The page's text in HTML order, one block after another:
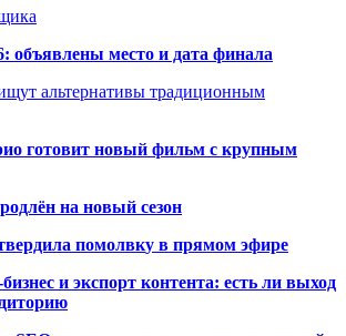
объявлены место и дата финала
альтернативы традиционным
готовит новый фильм с крупным
на новый сезон
помолвку в прямом эфире
и экспорт контента: есть ли выход